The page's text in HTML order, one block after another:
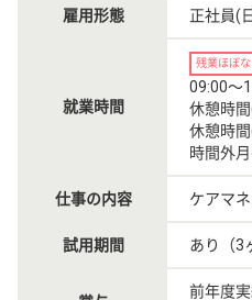
雇用形態 正社員(
就業時間
残業ほぼな
09:00〜
休憩時
休憩時
時間外
仕事の内容 ケアマ
試用期間 あり（
前年度